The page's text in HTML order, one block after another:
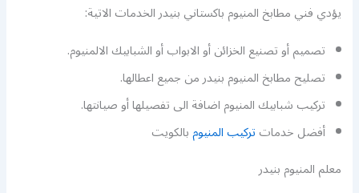
يؤدي فني مطابخ المنيوم باكستاني بنيدر الخدمات الاتية:
تصميم أو تصنيع الخزائن أو الابواب أو الشبابيك الالمنيوم.
تصليح مطابخ المنيوم بنيدر من جميع اعطالها.
تركيب شبابيك المنيوم اضافة الى تفصيلها أو صيانتها.
أفضل خدماتتركيب المنيومبالكويت
معلم المنيوم بنيدر